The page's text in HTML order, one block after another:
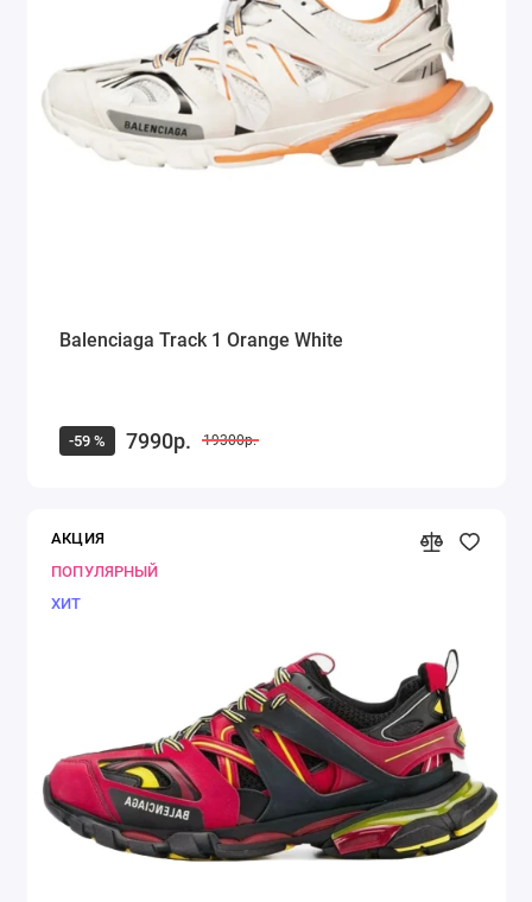
Balenciaga Track 1 Orange White
-59 % 7990р. 19300р.
АКЦИЯ
ПОПУЛЯРНЫЙ
ХИТ